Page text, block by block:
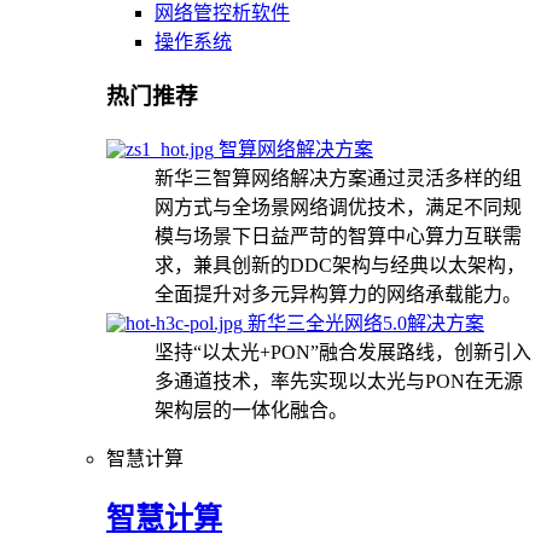
网络管控析软件
操作系统
热门推荐
智算网络解决方案
新华三智算网络解决方案通过灵活多样的组
网方式与全场景网络调优技术，满足不同规
模与场景下日益严苛的智算中心算力互联需
求，兼具创新的DDC架构与经典以太架构，
全面提升对多元异构算力的网络承载能力。
新华三全光网络5.0解决方案
坚持“以太光+PON”融合发展路线，创新引入
多通道技术，率先实现以太光与PON在无源
架构层的一体化融合。
智慧计算
智慧计算